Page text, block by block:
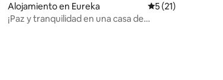
promedio: 5 de 5, 38 reseñas
Alojamiento en Eureka Calificación
5 (21)
¡Paz y tranquilidad en una casa de